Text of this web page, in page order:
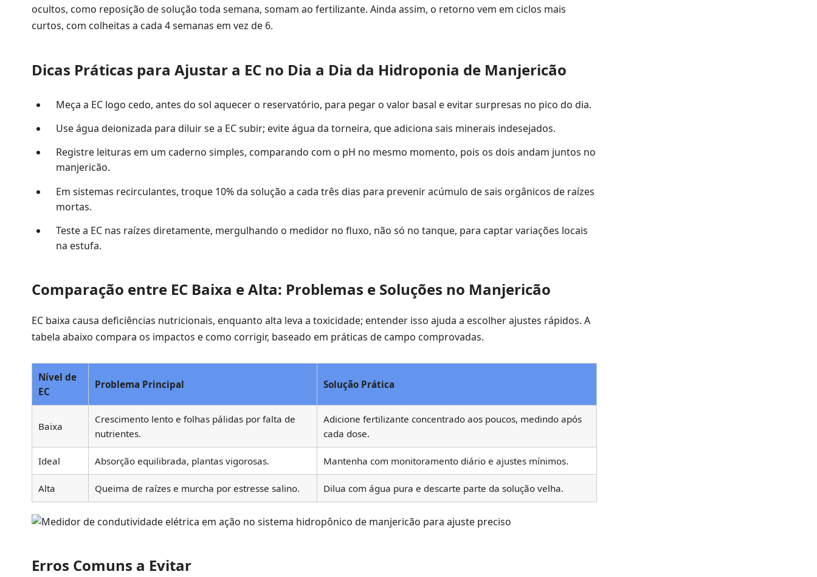
ocultos, como reposição de solução toda semana, somam ao fertilizante. Ainda assim, o retorno vem em ciclos mais
curtos, com colheitas a cada 4 semanas em vez de 6.
Dicas Práticas para Ajustar a EC no Dia a Dia da Hidroponia de Manjericão
Meça a EC logo cedo, antes do sol aquecer o reservatório, para pegar o valor basal e evitar surpresas no pico do dia.
Use água deionizada para diluir se a EC subir; evite água da torneira, que adiciona sais minerais indesejados.
Registre leituras em um caderno simples, comparando com o pH no mesmo momento, pois os dois andam juntos no
manjericão.
Em sistemas recirculantes, troque 10% da solução a cada três dias para prevenir acúmulo de sais orgânicos de raízes
mortas.
Teste a EC nas raízes diretamente, mergulhando o medidor no fluxo, não só no tanque, para captar variações locais
na estufa.
Comparação entre EC Baixa e Alta: Problemas e Soluções no Manjericão
EC baixa causa deficiências nutricionais, enquanto alta leva a toxicidade; entender isso ajuda a escolher ajustes rápidos. A
tabela abaixo compara os impactos e como corrigir, baseado em práticas de campo comprovadas.
Nível de
EC
Problema Principal Solução Prática
Baixa
Crescimento lento e folhas pálidas por falta de
nutrientes.
Adicione fertilizante concentrado aos poucos, medindo após
cada dose.
Ideal Absorção equilibrada, plantas vigorosas. Mantenha com monitoramento diário e ajustes mínimos.
Alta Queima de raízes e murcha por estresse salino. Dilua com água pura e descarte parte da solução velha.
Erros Comuns a Evitar